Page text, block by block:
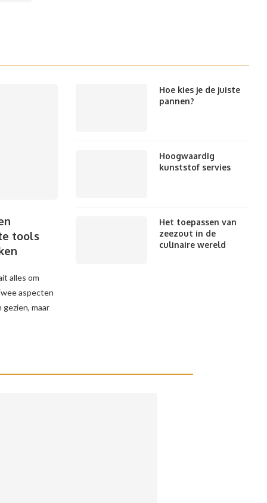
tools
alles om
aspecten
maar
Hoe kies je de juiste
pannen?
Hoogwaardig
kunststof servies
Het toepassen van
zeezout in de
culinaire wereld